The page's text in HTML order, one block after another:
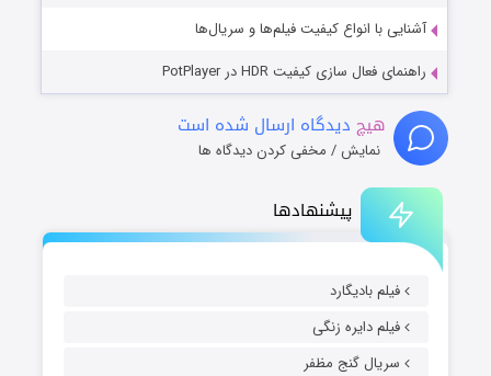
پیشنهادها
فیلم بادیگارد
فیلم دایره زنگی
سریال گنج مظفر
آشنایی با انواع کیفیت فیلم‌ها و سریال‌ها
راهنمای فعال سازی کیفیت HDR در PotPlayer
هیچ دیدگاه ارسال شده است
نمایش / مخفی کردن دیدگاه ها